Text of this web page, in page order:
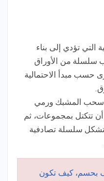
التي تؤدي إلى بناء
سلسلة من الأوراق
حسب مبدأ الاحتمالية
سحب المشبك ورمي
أن تتكتل بمجموعات، ثم
سلسلة تصادفية
بحسم، كيف تكون